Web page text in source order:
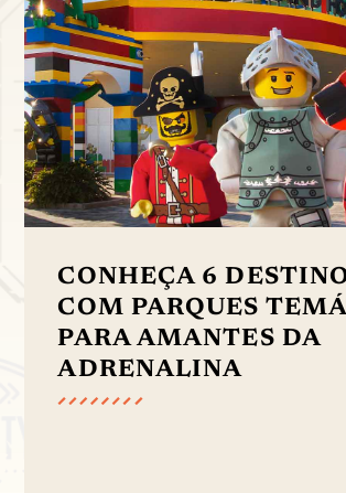
CONHEÇA 6
COM PARQUES
PARA AMANTES DA
ADRENALINA